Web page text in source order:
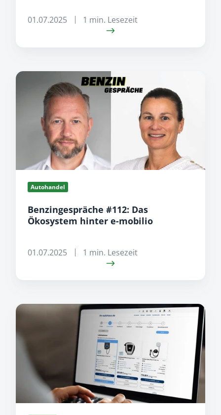
01.07.2025 1 min. Lesezeit
Benzingespräche
Ökosystem
Autohandel
Benzingespräche #112: Das
Ökosystem hinter e-mobilio
01.07.2025 1 min. Lesezeit
e-
setzt
Wachstum